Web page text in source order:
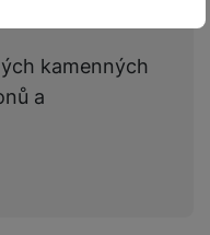
nákupním košíkem,
funkce.
nemuseli vše
spojit např. pomocí
kamenných
a